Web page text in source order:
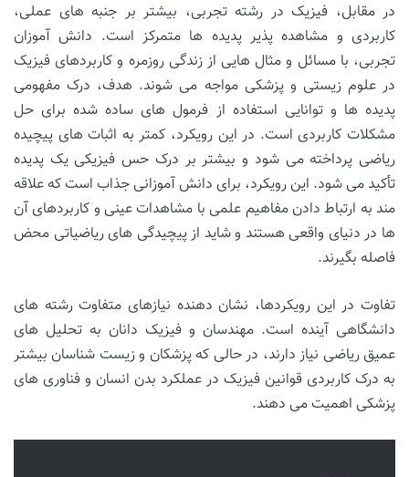
در مقابل، فیزیک در رشته تجربی، بیشتر بر جنبه های عملی،
کاربردی و مشاهده پذیر پدیده ها متمرکز است. دانش آموزان
تجربی، با مسائل و مثال هایی از زندگی روزمره و کاربردهای فیزیک
در علوم زیستی و پزشکی مواجه می شوند. هدف، درک مفهومی
پدیده ها و توانایی استفاده از فرمول های ساده شده برای حل
مشکلات کاربردی است. در این رویکرد، کمتر به اثبات های پیچیده
ریاضی پرداخته می شود و بیشتر بر درک حس فیزیکی یک پدیده
تأکید می شود. این رویکرد، برای دانش آموزانی جذاب است که علاقه
مند به ارتباط دادن مفاهیم علمی با مشاهدات عینی و کاربردهای آن
ها در دنیای واقعی هستند و شاید از پیچیدگی های ریاضیاتی محض
فاصله بگیرند.
تفاوت در این رویکردها، نشان دهنده نیازهای متفاوت رشته های
دانشگاهی آینده است. مهندسان و فیزیک دانان به تحلیل های
عمیق ریاضی نیاز دارند، در حالی که پزشکان و زیست شناسان بیشتر
به درک کاربردی قوانین فیزیک در عملکرد بدن انسان و فناوری های
پزشکی اهمیت می دهند.